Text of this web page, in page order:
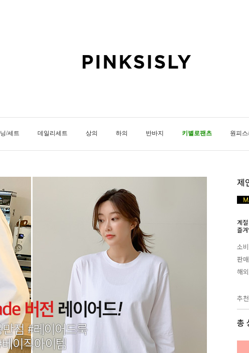
/세트 데일리세트 상의 하의 반바지 키별로팬츠 원피
제
계
즐
소
판
해
추
총